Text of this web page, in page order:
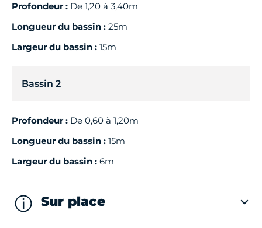
Profondeur : De 1,20 à 3,40m
Longueur du bassin : 25m
Largeur du bassin : 15m
Bassin 2
Profondeur : De 0,60 à 1,20m
Longueur du bassin : 15m
Largeur du bassin : 6m
Sur place